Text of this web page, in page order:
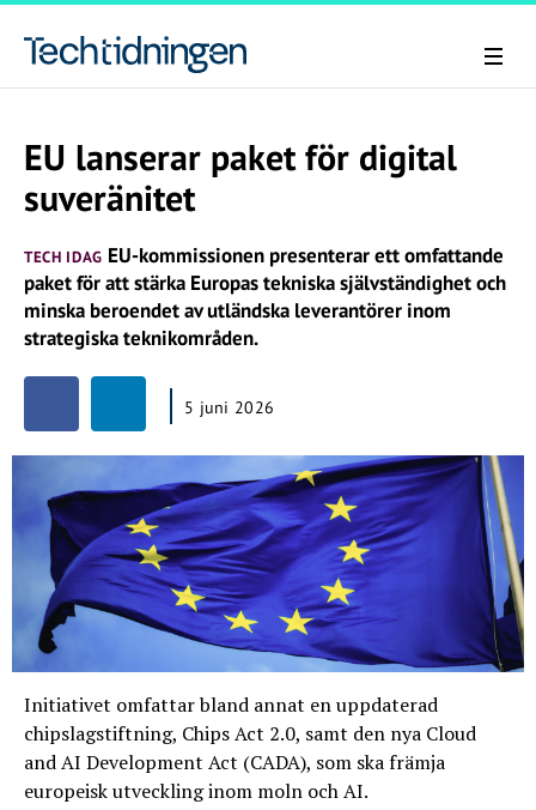
EU lanserar paket för digital
suveränitet
TECH IDAG EU-kommissionen presenterar ett omfattande
paket för att stärka Europas tekniska självständighet och
minska beroendet av utländska leverantörer inom
strategiska teknikområden.
5 juni 2026
Initiativet omfattar bland annat en uppdaterad
chipslagstiftning, Chips Act 2.0, samt den nya Cloud
and AI Development Act (CADA), som ska främja
europeisk utveckling inom moln och AI.